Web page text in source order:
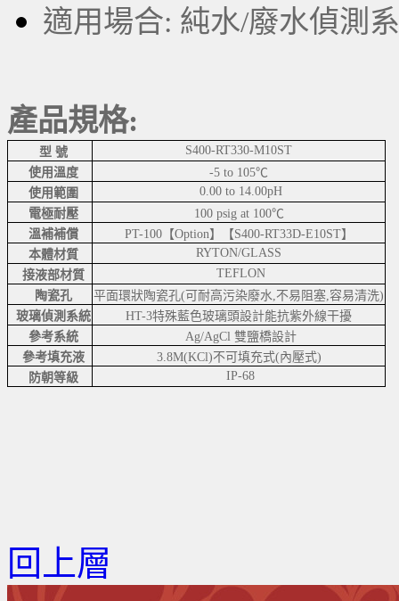
適用場合: 純水/廢水偵測
產品規格:
型 號
S400-RT330-M10ST
使用溫度
-5 to 105℃
使用範圍
0.00 to 14.00pH
電極耐壓
100 psig at 100℃
溫補補償
PT-100【Option】【S400-RT33D-E10ST】
本體材質
RYTON/GLASS
接液部材質
TEFLON
陶瓷孔
平面環狀陶瓷孔(可耐高污染廢水,不易阻塞,容易清洗)
玻璃偵測系統
HT-3特殊藍色玻璃頭設計能抗紫外線干擾
參考系統
Ag/AgCl 雙鹽橋設計
參考填充液
3.8M(KCl)不可填充式(內壓式)
防朝等級
IP-68
回上層